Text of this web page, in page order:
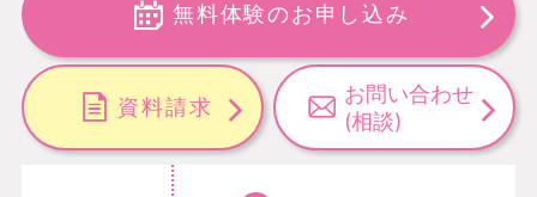
無料体験のお申し込み
資料請求
お問い合わせ
(相談)